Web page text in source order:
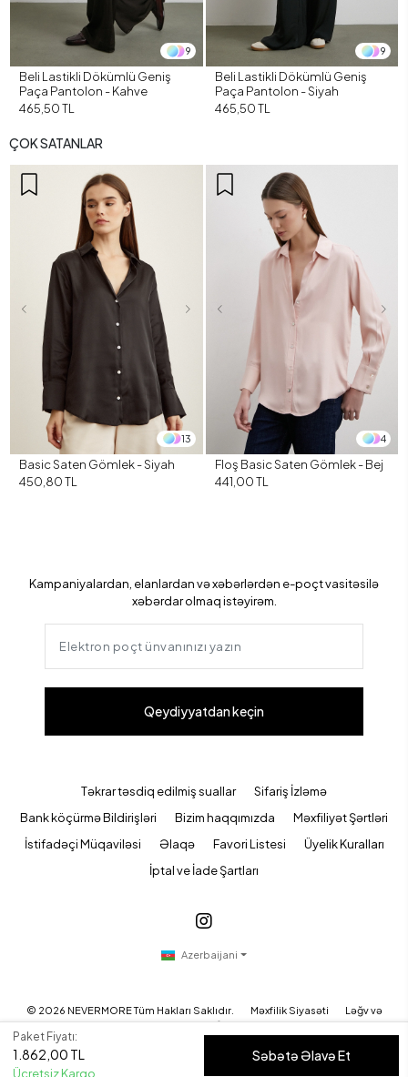
Paket Fiyatı:
1.862,00 TL
Ücretsiz Kargo
Səbətə Əlavə Et
9
Beli Lastikli Dökümlü Geniş
Paça Pantolon - Kahve
465,50 TL
9
Beli Lastikli Dökümlü Geniş
Paça Pantolon - Siyah
465,50 TL
ÇOK SATANLAR
13
Basic Saten Gömlek - Siyah
450,80 TL
4
Floş Basic Saten Gömlek - Bej
441,00 TL
Kampaniyalardan, elanlardan və xəbərlərdən e-poçt vasitəsilə
xəbərdar olmaq istəyirəm.
Qeydiyyatdan keçin
Təkrar təsdiq edilmiş suallar
Sifariş İzləmə
Bank köçürmə Bildirişləri
Bizim haqqımızda
Məxfiliyət Şərtləri
İstifadəçi Müqaviləsi
Əlaqə Favori Listesi
Üyelik Kuralları
İptal ve İade Şartları
Azerbaijani
© 2026 NEVERMORE Tüm Hakları Saklıdır. Məxfilik Siyasəti
Ləğv və
Qaytarılma Şərtləri